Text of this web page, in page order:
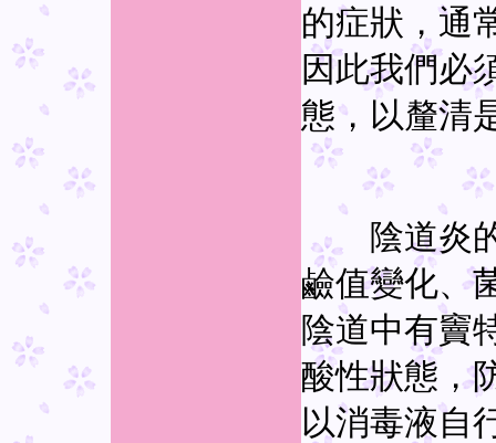
的症狀，通
因此我們必
態，以釐清
陰道炎的
鹼值變化、
陰道中有竇
酸性狀態，
以消毒液自